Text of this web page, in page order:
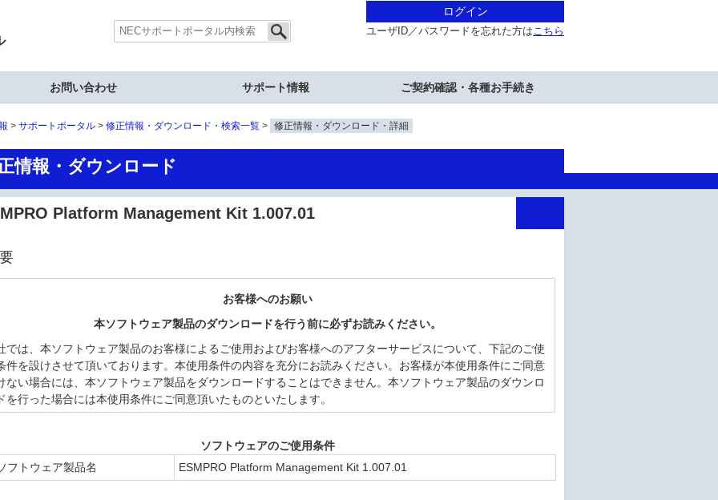
ログイン
ユーザID／パスワードを忘れた方はこちら
お問い合わせ サポート情報 ご契約確認・各種お手続き
サポートポータル 修正情報・ダウンロード・検索一覧 修正情報・ダウンロード・詳細
情報・ダウンロード
Platform Management Kit 1.007.01
お客様へのお願い
本ソフトウェア製品のダウンロードを行う前に必ずお読みください。
では、本ソフトウェア製品のお客様によるご使用およびお客様へのアフターサービスについて、下記のご使
件を設けさせて頂いております。本使用条件の内容を充分にお読みください。お客様が本使用条件にご同意
ない場合には、本ソフトウェア製品をダウンロードすることはできません。本ソフトウェア製品のダウンロ
を行った場合には本使用条件にご同意頂いたものといたします。
ソフトウェアのご使用条件
フトウェア製品名
ESMPRO Platform Management Kit 1.007.01